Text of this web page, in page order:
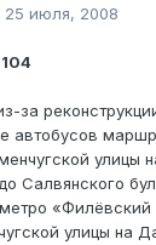
25 июля, 2008
за
автобусов
улицы
Салвянского
«Филёвский
улицы на